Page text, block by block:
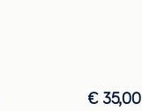
€ 35,00